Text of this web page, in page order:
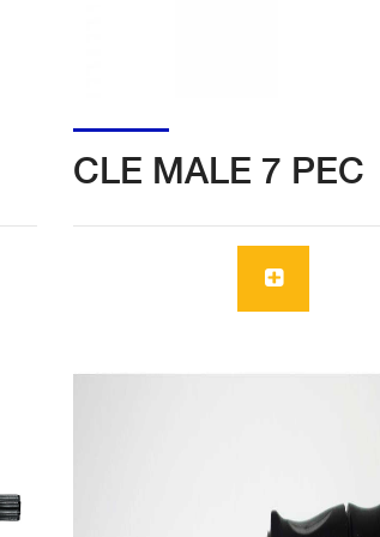
CLE MALE 7 PEC